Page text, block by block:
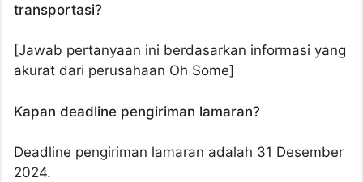
transportasi?
[Jawab pertanyaan ini berdasarkan informasi yang
akurat dari perusahaan Oh Some]
Kapan deadline pengiriman lamaran?
Deadline pengiriman lamaran adalah 31 Desember
2024.